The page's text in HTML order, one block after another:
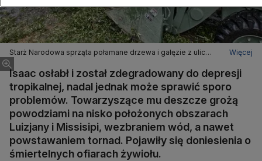
Starż Narodowa sprząta połamane drzewa i gałęzie z ulic
Nowego Orleanu
Więcej
Isaac osłabł i został zdegradowany do depresji
tropikalnej, nadal jednak może sprawić sporo
problemów. Towarzyszące mu deszcze grożą
powodziami na nisko położonych obszarach
Luizjany i Missisipi, wezbraniem wód, a nawet
powstawaniem tornad. Pojawiły się doniesienia o
śmiertelnych ofiarach żywiołu.